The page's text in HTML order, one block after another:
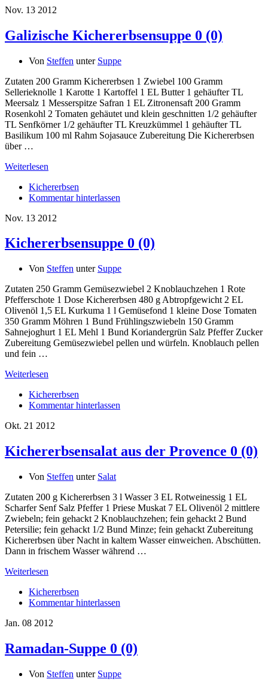
Nov. 13 2012
Galizische Kichererbsensuppe 0 (0)
Von Steffen unter Suppe
Zutaten 200 Gramm Kichererbsen 1 Zwiebel 100 Gramm
Sellerieknolle 1 Karotte 1 Kartoffel 1 EL Butter 1 gehäufter TL
Meersalz 1 Messerspitze Safran 1 EL Zitronensaft 200 Gramm
Rosenkohl 2 Tomaten gehäutet und klein geschnitten 1/2 gehäufter
TL Senfkörner 1/2 gehäufter TL Kreuzkümmel 1 gehäufter TL
Basilikum 100 ml Rahm Sojasauce Zubereitung Die Kichererbsen
über …
Weiterlesen
Kichererbsen
Kommentar hinterlassen
Nov. 13 2012
Kichererbsensuppe 0 (0)
Von Steffen unter Suppe
Zutaten 250 Gramm Gemüsezwiebel 2 Knoblauchzehen 1 Rote
Pfefferschote 1 Dose Kichererbsen 480 g Abtropfgewicht 2 EL
Olivenöl 1,5 EL Kurkuma 1 l Gemüsefond 1 kleine Dose Tomaten
350 Gramm Möhren 1 Bund Frühlingszwiebeln 150 Gramm
Sahnejoghurt 1 EL Mehl 1 Bund Koriandergrün Salz Pfeffer Zucker
Zubereitung Gemüsezwiebel pellen und würfeln. Knoblauch pellen
und fein …
Weiterlesen
Kichererbsen
Kommentar hinterlassen
Okt. 21 2012
Kichererbsensalat aus der Provence 0 (0)
Von Steffen unter Salat
Zutaten 200 g Kichererbsen 3 l Wasser 3 EL Rotweinessig 1 EL
Scharfer Senf Salz Pfeffer 1 Priese Muskat 7 EL Olivenöl 2 mittlere
Zwiebeln; fein gehackt 2 Knoblauchzehen; fein gehackt 2 Bund
Petersilie; fein gehackt 1/2 Bund Minze; fein gehackt Zubereitung
Kichererbsen über Nacht in kaltem Wasser einweichen. Abschütten.
Dann in frischem Wasser während …
Weiterlesen
Kichererbsen
Kommentar hinterlassen
Jan. 08 2012
Ramadan-Suppe 0 (0)
Von Steffen unter Suppe